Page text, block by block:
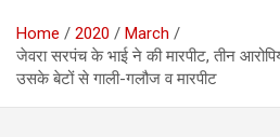
Home 2020
March
जेवरा सरपंच के भाई ने की मारपीट, तीन
उसके बेटों से गाली-गलौज व मारपीट